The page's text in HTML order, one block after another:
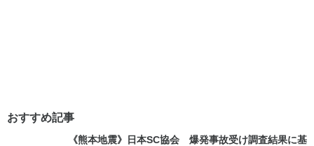
おすすめ記事
《熊本地震》日本SC協会 爆発事故受け調査結果に基